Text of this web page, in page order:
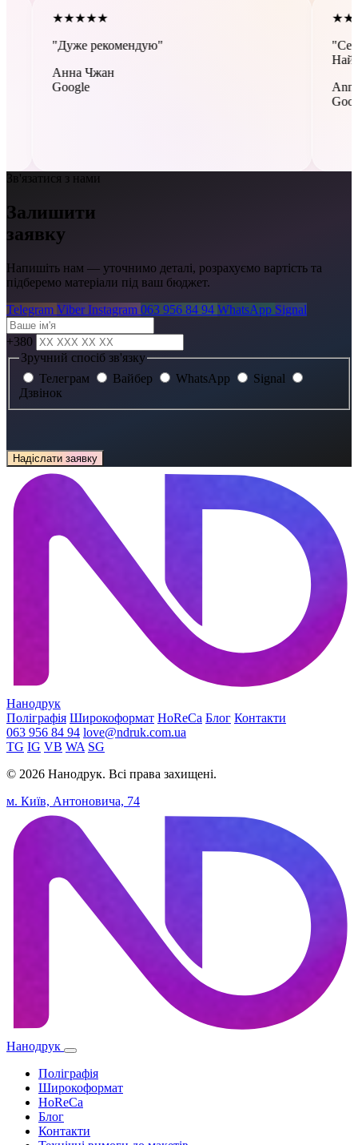
"Дуже рекомендую"
Анна Чжан
Зв'язатися з нами
Залишити
заявку
Напишіть нам — уточнимо деталі, розрахуємо вартість та
підберемо матеріали під ваш бюджет.
Telegram ViberInstagram 063 956 84 94 WhatsApp Signal
+380
Зручний спосіб зв'язку
Телеграм
Вайбер WhatsApp
Signal
Дзвінок
Надіслати заявку
Нанодрук
Поліграфія Широкоформат HoReCa Блог Контакти
063 956 84 94 love@ndruk.com.ua
TG IG VB WA SG
© 2026 Нанодрук. Всі права захищені.
м. Київ, Антоновича, 74
Нанодрук
Поліграфія
Широкоформат
HoReCa
Блог
Контакти